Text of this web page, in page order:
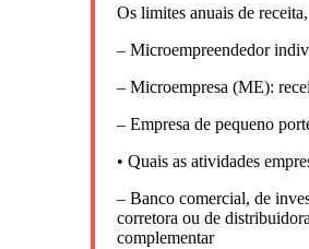
Os limites anuais de
– Microempreendedor
– Microempresa (ME):
– Empresa de pequeno
• Quais as atividades
– Banco comercial, de
corretora ou de
complementar